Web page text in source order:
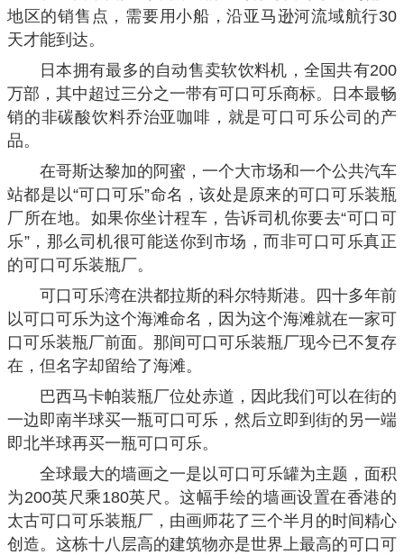
地区的销售点，需要用小船，沿亚马逊河流域航行30
天才能到达。
日本拥有最多的自动售卖软饮料机，全国共有200
万部，其中超过三分之一带有可口可乐商标。日本最畅
销的非碳酸饮料乔治亚咖啡，就是可口可乐公司的产
品。
在哥斯达黎加的阿蜜，一个大市场和一个公共汽车
站都是以“可口可乐”命名，该处是原来的可口可乐装瓶
厂所在地。如果你坐计程车，告诉司机你要去“可口可
乐”，那么司机很可能送你到市场，而非可口可乐真正
的可口可乐装瓶厂。
可口可乐湾在洪都拉斯的科尔特斯港。四十多年前
以可口可乐为这个海滩命名，因为这个海滩就在一家可
口可乐装瓶厂前面。那间可口可乐装瓶厂现今已不复存
在，但名字却留给了海滩。
巴西马卡帕装瓶厂位处赤道，因此我们可以在街的
一边即南半球买一瓶可口可乐，然后立即到街的另一端
即北半球再买一瓶可口可乐。
全球最大的墙画之一是以可口可乐罐为主题，面积
为200英尺乘180英尺。这幅手绘的墙画设置在香港的
太古可口可乐装瓶厂，由画师花了三个半月的时间精心
创造。这栋十八层高的建筑物亦是世界上最高的可口可